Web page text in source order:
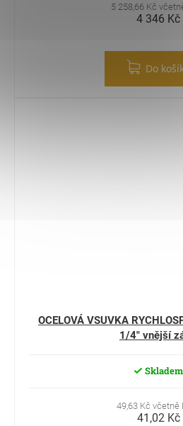
5 258,66 Kč
4 346 Kč
Do
OCELOVÁ VSUVKA
1/4" vnější
Skladem
49,63 Kč včetně
41,02 Kč